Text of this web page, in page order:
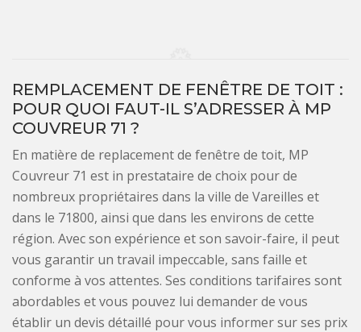
REMPLACEMENT DE FENÊTRE DE TOIT :
POUR QUOI FAUT-IL S’ADRESSER À MP
COUVREUR 71 ?
En matière de replacement de fenêtre de toit, MP
Couvreur 71 est in prestataire de choix pour de
nombreux propriétaires dans la ville de Vareilles et
dans le 71800, ainsi que dans les environs de cette
région. Avec son expérience et son savoir-faire, il peut
vous garantir un travail impeccable, sans faille et
conforme à vos attentes. Ses conditions tarifaires sont
abordables et vous pouvez lui demander de vous
établir un devis détaillé pour vous informer sur ses prix